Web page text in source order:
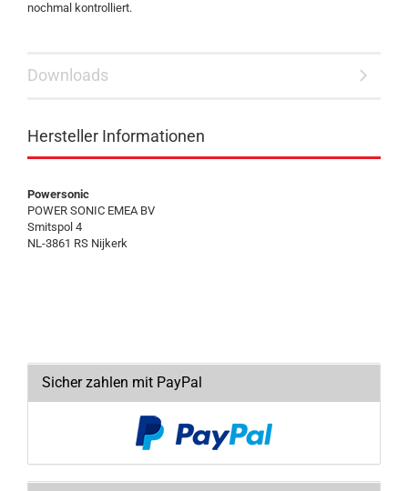
nochmal kontrolliert.
Downloads
Hersteller Informationen
Powersonic
POWER SONIC EMEA BV
Smitspol 4
NL-3861 RS Nijkerk
Sicher zahlen mit PayPal